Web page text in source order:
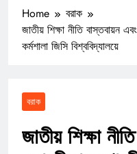
Home
বরাক
জাতীয় শিক্ষা নীতি বাস্তবায়ন
কর্মশালা জিসি বিশ্ববিদ্যালয়ে
বরাক
জাতীয় শিক্ষা